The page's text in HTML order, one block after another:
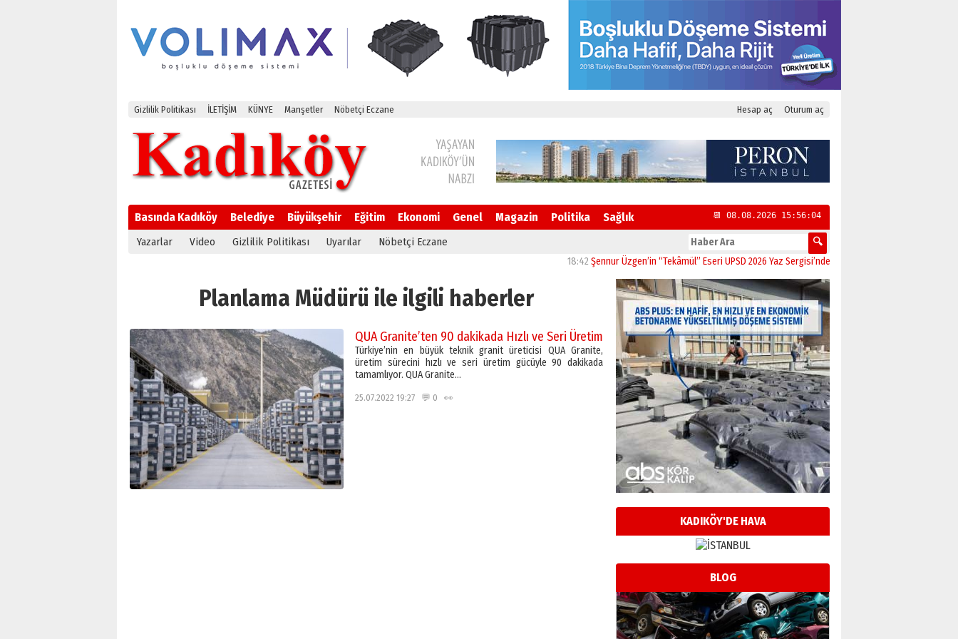
Gizlilik Politikası İLETİŞİM KÜNYE Manşetler Nöbetçi Eczane Hesap aç Oturum aç
Basında Kadıköy Belediye Büyükşehir Eğitim Ekonomi Genel Magazin Politika Sağlık 📆 08.08.2026 15:56:05
Yazarlar Video Gizlilik Politikası Uyarılar Nöbetçi Eczane
Şennur Üzgen’in “Tekâmül” Eseri UPSD 2026 Yaz Sergisi’nde Sanatseverlerle Buluştu
Planlama Müdürü ile ilgili haberler
QUA Granite’ten 90 dakikada Hızlı ve Seri Üretim
Türkiye’nin en büyük teknik granit üreticisi QUA Granite,
üretim sürecini hızlı ve seri üretim gücüyle 90 dakikada
tamamlıyor. QUA Granite…
25.07.2022 19:27 💬 0 👀
KADIKÖY'DE HAVA
BLOG